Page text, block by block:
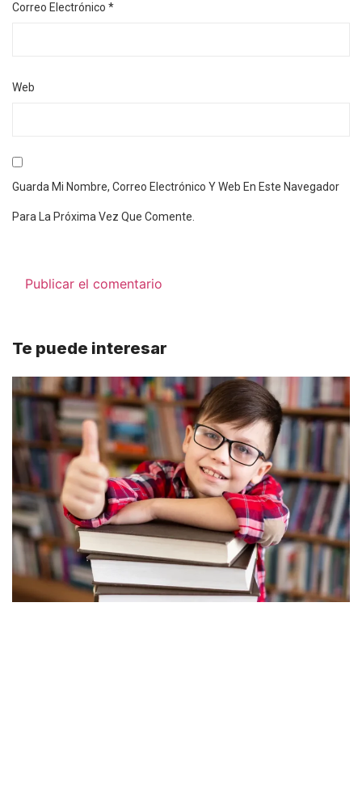
Correo Electrónico *
Web
Guarda Mi Nombre, Correo Electrónico Y Web En Este Navegador
Para La Próxima Vez Que Comente.
Te puede interesar